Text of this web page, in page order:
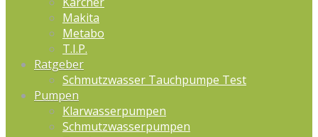
Makita
Metabo
T.I.P.
Ratgeber
Schmutzwasser Tauchpumpe Test
Pumpen
Klarwasserpumpen
Schmutzwasserpumpen